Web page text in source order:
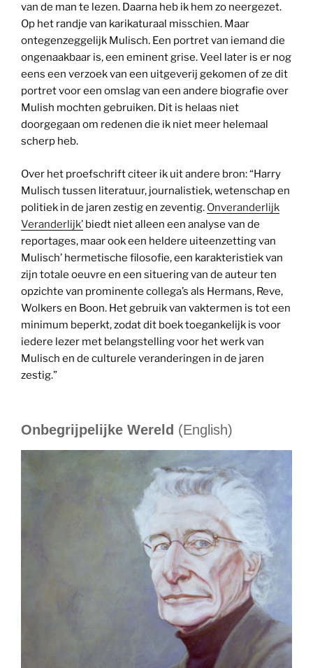
van de man te lezen. Daarna heb ik hem zo neergezet.
Op het randje van karikaturaal misschien. Maar
ontegenzeggelijk Mulisch. Een portret van iemand die
ongenaakbaar is, een eminent grise. Veel later is er nog
eens een verzoek van een uitgeverij gekomen of ze dit
portret voor een omslag van een andere biografie over
Mulish mochten gebruiken. Dit is helaas niet
doorgegaan om redenen die ik niet meer helemaal
scherp heb.
Over het proefschrift citeer ik uit andere bron: “Harry
Mulisch tussen literatuur, journalistiek, wetenschap en
politiek in de jaren zestig en zeventig. Onveranderlijk
Veranderlijk’ biedt niet alleen een analyse van de
reportages, maar ook een heldere uiteenzetting van
Mulisch’ hermetische filosofie, een karakteristiek van
zijn totale oeuvre en een situering van de auteur ten
opzichte van prominente collega’s als Hermans, Reve,
Wolkers en Boon. Het gebruik van vaktermen is tot een
minimum beperkt, zodat dit boek toegankelijk is voor
iedere lezer met belangstelling voor het werk van
Mulisch en de culturele veranderingen in de jaren
zestig.”
Onbegrijpelijke Wereld (English)